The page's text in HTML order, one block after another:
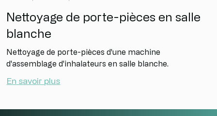
Nettoyage de porte-pièces en salle
blanche
Nettoyage de porte-pièces d'une machine
d'assemblage d'inhalateurs en salle blanche.
En savoir plus